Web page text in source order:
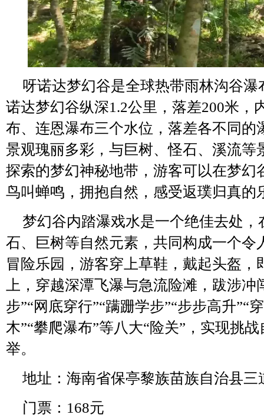
呀诺达梦幻谷是全球热带雨林沟谷
诺达梦幻谷纵深1.2公里，落差200米，
布、连恩瀑布三个水位，落差各不同的
景观瑰丽多彩，与巨树、怪石、溪流等
探索的梦幻神秘地带，游客可以在梦幻
鸟叫蝉鸣，拥抱自然，感受返璞归真的
梦幻谷内踏瀑戏水是一个绝佳去处
石、巨树等自然元素，共同构成一个令
冒险乐园，游客穿上草鞋，戴起头盔，
上，穿越深潭飞瀑与急流险滩，跋涉冲
步”“网底穿行”“蹒跚学步”“步步高升”“
木”“攀爬瀑布”等八大“险关”，实现挑
举。
地址：海南省保亭黎族苗族自治县三
门票：168元